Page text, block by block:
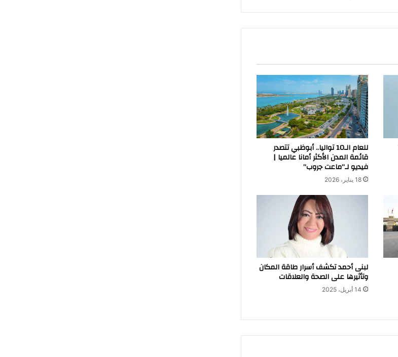
للعام الـ10 تواليا.. أبوظبي تتصدر
قائمة المدن الأكثر أمانا عالميا |
فيديو لـ”ماعت جروب”
18 يناير، 2026
لبنى أحمد تكشف أسرار طاقة المكان
وتأثيرها على الصحة والعلاقات
14 أبريل، 2025